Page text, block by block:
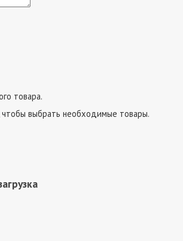
товара.
чтобы выбрать необходимые товары.